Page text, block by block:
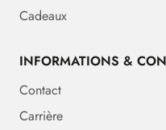
Cadeaux
INFORMATIONS &
Contact
Carrière